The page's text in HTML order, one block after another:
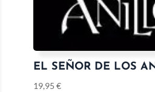
EL SEÑOR DE LOS
19,95 €